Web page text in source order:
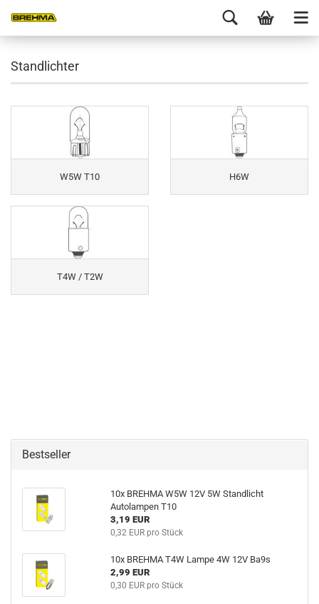
Standlichter
W5W T10 H6W
T4W / T2W
Bestseller
10x BREHMA W5W 12V 5W Standlicht
Autolampen T10
3,19 EUR
0,32 EUR pro Stück
10x BREHMA T4W Lampe 4W 12V Ba9s
2,99 EUR
0,30 EUR pro Stück